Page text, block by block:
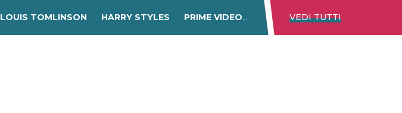
LOUIS TOMLINSON HARRY STYLES PRIME VIDEO DISNEY+ NETFLIX
VEDI TUTTI